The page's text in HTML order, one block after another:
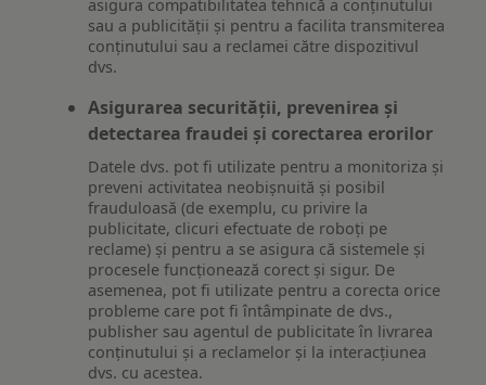
asigura compatibilitatea tehnică a conținutului
sau a publicității și pentru a facilita transmiterea
conținutului sau a reclamei către dispozitivul
dvs.
Asigurarea securității, prevenirea și
detectarea fraudei și corectarea erorilor
Datele dvs. pot fi utilizate pentru a monitoriza și
preveni activitatea neobișnuită și posibil
frauduloasă (de exemplu, cu privire la
publicitate, clicuri efectuate de roboți pe
reclame) și pentru a se asigura că sistemele și
procesele funcționează corect și sigur. De
asemenea, pot fi utilizate pentru a corecta orice
probleme care pot fi întâmpinate de dvs.,
publisher sau agentul de publicitate în livrarea
conținutului și a reclamelor și la interacțiunea
dvs. cu acestea.